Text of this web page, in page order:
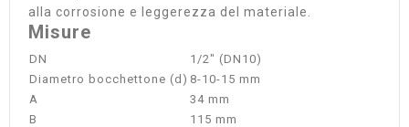
alla corrosione e leggerezza del materiale.
Misure
DN
1/2" (DN10)
Diametro bocchettone (d) 8-10-15 mm
A
34 mm
B
115 mm